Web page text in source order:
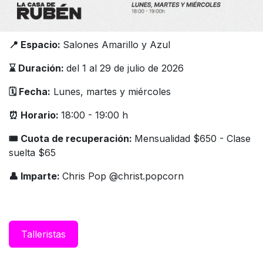
📍 Espacio: Salones Amarillo y Azul
⌛️ Duración: del 1 al 29 de julio de 2026
🗓️ Fecha: Lunes, martes y miércoles
⏰ Horario: 18:00 - 19:00 h
🎟 Cuota de recuperación: Mensualidad $650 - Clase
suelta $65
👤 Imparte: Chris Pop @christ.popcorn
Taller​istas